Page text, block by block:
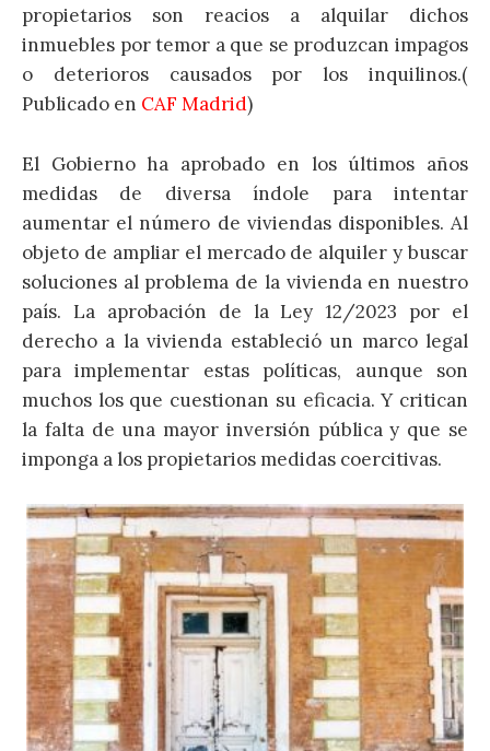
propietarios son reacios a alquilar dichos
inmuebles por temor a que se produzcan impagos
o deterioros causados por los inquilinos.(
Publicado en CAF Madrid)
El Gobierno ha aprobado en los últimos años
medidas de diversa índole para intentar
aumentar el número de viviendas disponibles. Al
objeto de ampliar el mercado de alquiler y buscar
soluciones al problema de la vivienda en nuestro
país. La aprobación de la Ley 12/2023 por el
derecho a la vivienda estableció un marco legal
para implementar estas políticas, aunque son
muchos los que cuestionan su eficacia. Y critican
la falta de una mayor inversión pública y que se
imponga a los propietarios medidas coercitivas.